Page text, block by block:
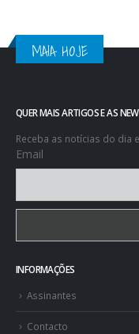
MAIA HOJE
QUER MAIS ARTIGOS E AS
Receba as notícias do dia
Email
INFORMAÇÕES
Assinantes
Contacto